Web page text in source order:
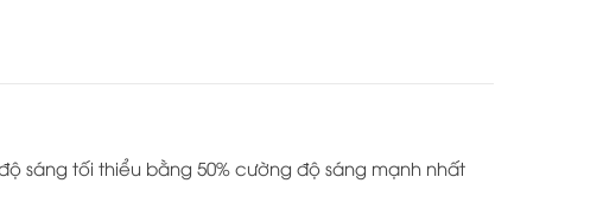
sáng tối thiểu bằng 50% cường độ sáng mạnh nhất